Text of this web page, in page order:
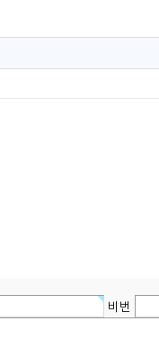
비번